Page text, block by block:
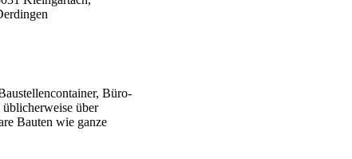
Büro-
über
Bauten wie ganze